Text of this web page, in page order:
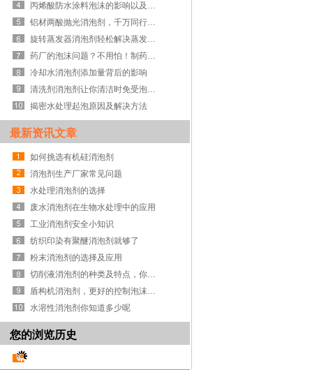
丙烯酸防水涂料泡沫的影响以及正确的使用消泡剂
铝材两酸抛光消泡剂，千万同行的一致选择
旋转蒸发器消泡剂轻松解决蒸发器起泡问题
药厂的泡沫问题？不用怕！制药厂用消泡剂来搞定！
冷却水消泡剂添加量背后的影响
清洗剂消泡剂让你清洁时免受泡沫的困扰
揭密水处理起泡原因及解决方法
最新资讯文章
如何挑选有机硅消泡剂
消泡剂生产厂家常见问题
水处理消泡剂的选择
废水消泡剂在生物水处理中的应用
工业消泡剂安全小知识
纺织印染有聚醚消泡剂就够了
粉末消泡剂的选择及应用
切削液消泡剂的种类及特点，你知道吗？
盾构机消泡剂，更好的控制泡沫系统
水溶性消泡剂你知道多少呢
您的浏览历史